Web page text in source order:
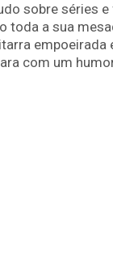
sobre séries
toda a sua
empoeirada
com um